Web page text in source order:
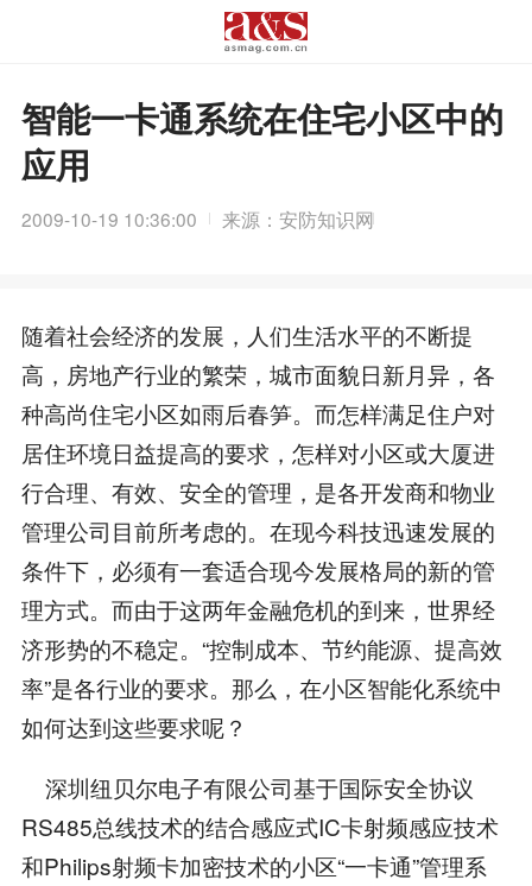
智能一卡通系统在住宅小区中的
应用
2009-10-19 10:36:00 来源：安防知识网
随着社会经济的发展，人们生活水平的不断提
高，房地产行业的繁荣，城市面貌日新月异，各
种高尚住宅小区如雨后春笋。而怎样满足住户对
居住环境日益提高的要求，怎样对小区或大厦进
行合理、有效、安全的管理，是各开发商和物业
管理公司目前所考虑的。在现今科技迅速发展的
条件下，必须有一套适合现今发展格局的新的管
理方式。而由于这两年金融危机的到来，世界经
济形势的不稳定。“控制成本、节约能源、提高效
率”是各行业的要求。那么，在小区智能化系统中
如何达到这些要求呢？
深圳纽贝尔电子有限公司基于国际安全协议
RS485总线技术的结合感应式IC卡射频感应技术
和Philips射频卡加密技术的小区“一卡通”管理系